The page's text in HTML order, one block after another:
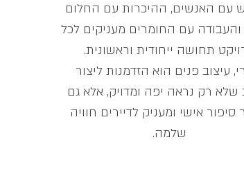
עם האנשים, ההיכרות עם החלום
עם החומרים מעניקים לכל
תחושה ייחודית וראשונית.
עיצוב פנים הוא הזדמנות ליצור
רק נראה יפה ומדויק, אלא גם
אישי ומעניק לדיירים חוויה
שלמה.